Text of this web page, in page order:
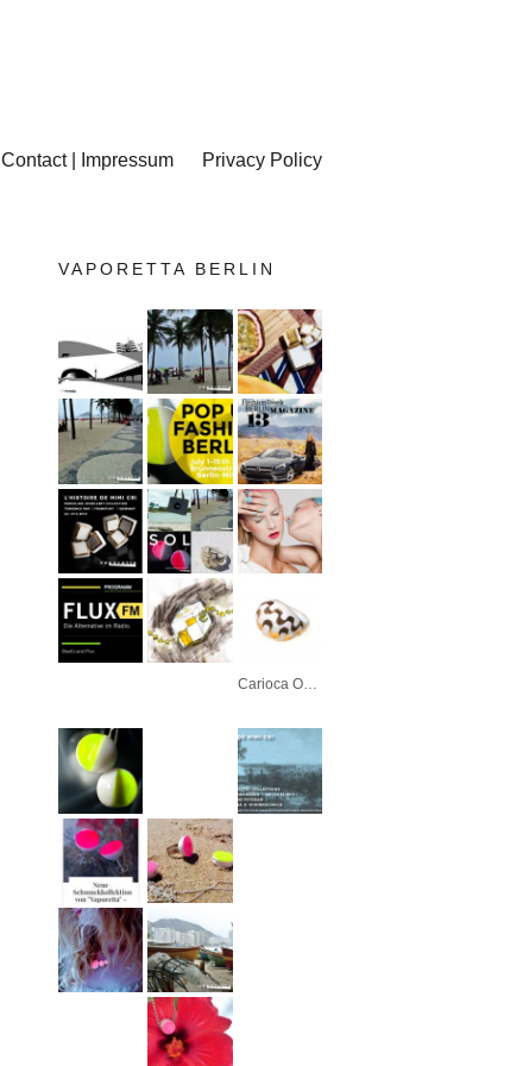
Contact | Impressum Privacy Policy
VAPORETTA BERLIN
Carioca Ouro